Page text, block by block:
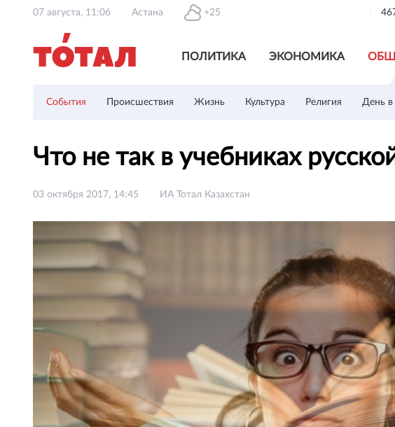
07 августа, 11:06 Астана +25
ПОЛИТИКА ЭКОНОМИКА
События Происшествия Жизнь Культура Религия День в
Что не так в учебниках
03 октября 2017, 14:45 ИА Тотал Казахстан